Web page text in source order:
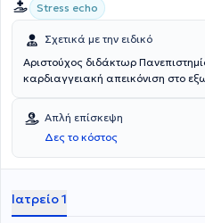
Stress echo
Σχετικά με την ειδικό
Αριστούχος διδάκτωρ
καρδιαγγειακή απεικόνιση στο
Απλή επίσκεψη
Δες το κόστος
Ιατρείο 1